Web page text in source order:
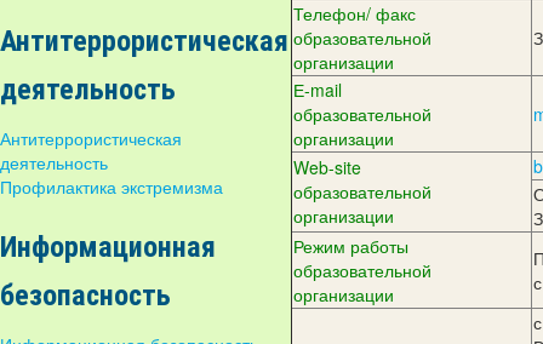
Антитеррористическая
деятельность
Антитеррористическая
деятельность
Профилактика экстремизма
Информационная
безопасность
Телефон/ факс
образовательной
организации
Е-mail
образовательной
организации
Web-site
образовательной
организации
Режим работы
образовательной
организации